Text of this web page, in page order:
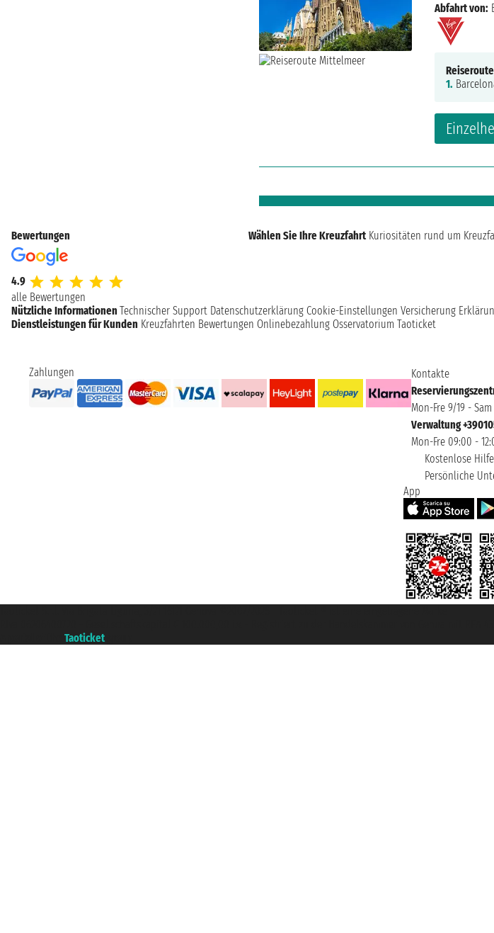
Abfahrt von:
1.
Bewertungen
4.9
alle Bewertungen
Wählen Sie Ihre Kreuzfahrt Kuriositäten rund um
Nützliche Informationen Technischer Support Datenschutzerklärung Cookie-Einstellungen Versicherung
Dienstleistungen für Kunden Kreuzfahrten Bewertungen Onlinebezahlung Osservatorium Taoticket
Zahlungen
Kontakte
Mon-Fre 9/19 -
Verwaltung
Mon-Fre 09:00 -
Kostenlose Hilfe
Persönliche
App
Taoticket